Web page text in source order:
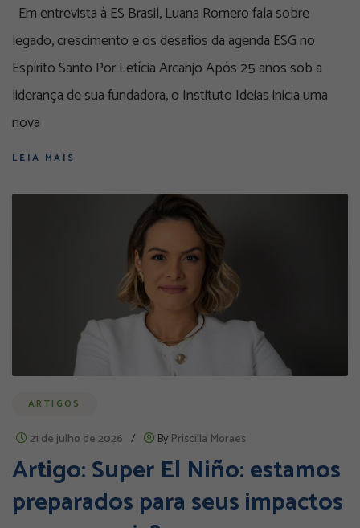
Em entrevista à ES Brasil, Luana Romero fala sobre
legado, crescimento e os desafios da agenda ESG no
Espírito Santo Por Letícia Arcanjo Após 25 anos sob a
liderança de sua fundadora, o Instituto Ideias inicia uma
nova
LEIA MAIS
ARTIGOS
21 de julho de 2026 / By Priscilla Moraes
Artigo: Super El Niño: estamos
preparados para seus impactos